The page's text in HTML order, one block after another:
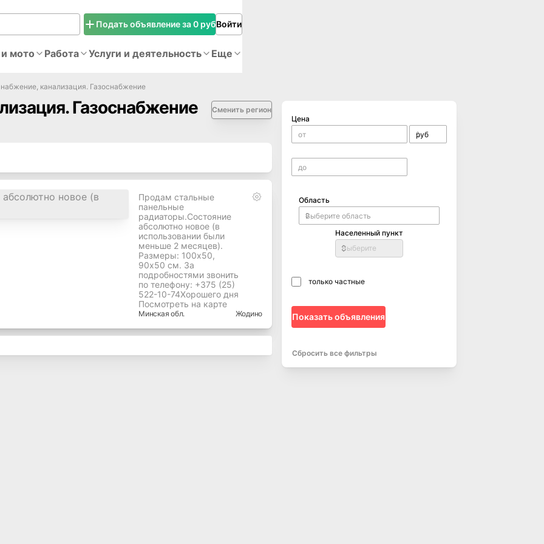
Подать объявление за 0 рубВойти
мото Работа Услуги и деятельность Еще
канализация. Газоснабжение
Газоснабжение Сменить регион
Продам стальные
панельные
радиаторы.Состояние
абсолютно новое (в
использовании были
меньше 2 месяцев).
Размеры: 100х50,
90х50 см. За
подробностями звонить
по телефону: +375 (25)
522-10-74Хорошего дня
Посмотреть на карте
Минская обл. Жодино
Цена
Область
Населенный пункт
Выберите
только частные
Показать объявления
Сбросить все фильтры